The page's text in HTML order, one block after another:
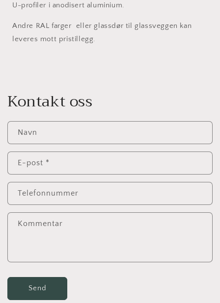
U-profiler i anodisert aluminium.
Andre RAL farger eller glassdør til glassveggen kan
leveres mott pristillegg.
Kontakt oss
Navn
E-post *
Telefonnummer
Kommentar
Send